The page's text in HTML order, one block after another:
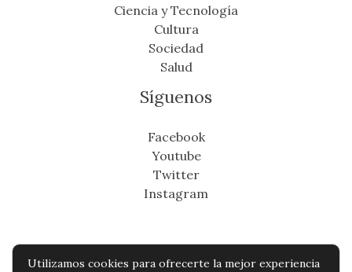
Ciencia y Tecnología
Cultura
Sociedad
Salud
Síguenos
Facebook
Youtube
Twitter
Instagram
Utilizamos cookies para ofrecerte la mejor experiencia